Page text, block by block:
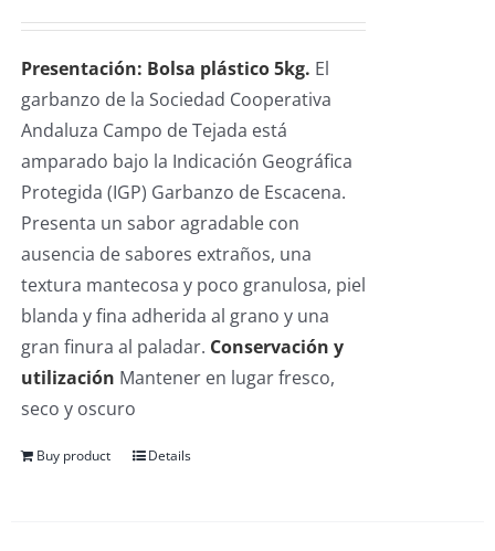
Presentación: Bolsa plástico 5kg. El
garbanzo de la Sociedad Cooperativa
Andaluza Campo de Tejada está
amparado bajo la Indicación Geográfica
Protegida (IGP) Garbanzo de Escacena.
Presenta un sabor agradable con
ausencia de sabores extraños, una
textura mantecosa y poco granulosa, piel
blanda y fina adherida al grano y una
gran finura al paladar. Conservación y
utilización Mantener en lugar fresco,
seco y oscuro
Buy product Details